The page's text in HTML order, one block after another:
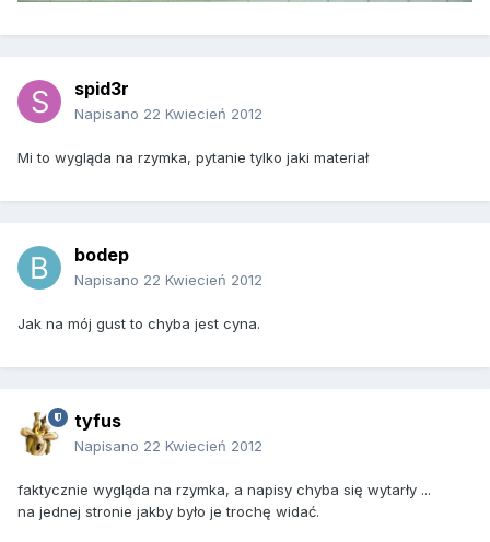
spid3r
Napisano 22 Kwiecień 2012
Mi to wygląda na rzymka, pytanie tylko jaki materiał
bodep
Napisano 22 Kwiecień 2012
Jak na mój gust to chyba jest cyna.
tyfus
Napisano 22 Kwiecień 2012
faktycznie wygląda na rzymka, a napisy chyba się wytarły ...
na jednej stronie jakby było je trochę widać.